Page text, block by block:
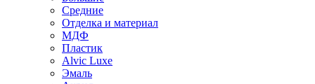
Средние
Отделка и материал
МДФ
Пластик
Alvic Luxe
Эмаль